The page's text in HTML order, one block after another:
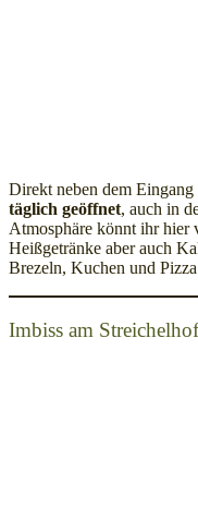
Direkt neben dem
täglich geöffnet, auch in
Atmosphäre könnt ihr hier
Heißgetränke aber auch
Brezeln, Kuchen und
Imbiss am Streichelhof